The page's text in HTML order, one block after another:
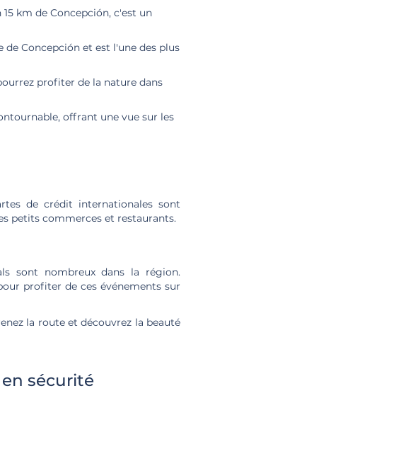
km de Concepción, c'est un
Concepción et est l'une des plus
profiter de la nature dans
offrant une vue sur les
de crédit internationales sont
petits commerces et restaurants.
sont nombreux dans la région.
profiter de ces événements sur
la route et découvrez la beauté
sécurité